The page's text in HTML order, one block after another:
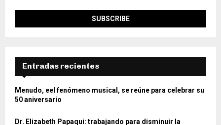
Entradas recientes
Menudo, eel fenómeno musical, se reúne para celebrar su
50 aniversario
Dr. Elizabeth Papaqui: trabajando para disminuir la